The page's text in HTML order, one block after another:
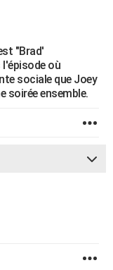
"Brad'
l'épisode où
sociale que Joey
soirée ensemble.